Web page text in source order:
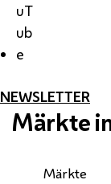
uT
ub
e
NEWSLETTER
Märkte
Märkte